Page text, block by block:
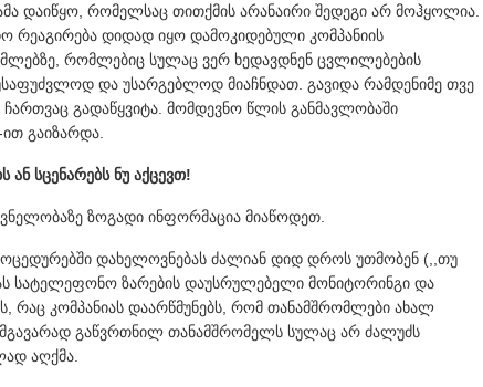
დაიწყო, რომელსაც თითქმის არანაირი შედეგი არ მოჰყოლია.
რეაგირება დიდად იყო დამოკიდებული კომპანიის
რომლებიც სულაც ვერ ხედავდნენ ცვლილებების
და უსარგებლოდ მიაჩნდათ. გავიდა რამდენიმე თვე
გადაწყვიტა. მომდევნო წლის განმავლობაში
გაიზარდა.
ან სცენარებს ნუ აქცევთ!
ზოგადი ინფორმაცია მიაწოდეთ.
დახელოვნებას ძალიან დიდ დროს უთმობენ (,,თუ
სატელეფონო ზარების დაუსრულებელი მონიტორინგი და
რაც კომპანიას დაარწმუნებს, რომ თანამშრომლები ახალ
გაწვრთნილ თანამშრომელს სულაც არ ძალუძს
აღქმა.